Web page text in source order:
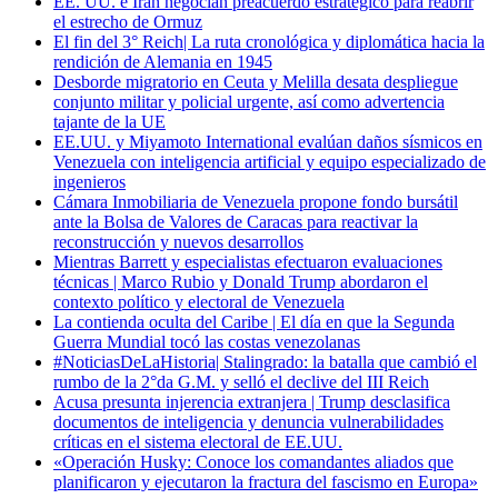
el estrecho de Ormuz
El fin del 3° Reich| La ruta cronológica y diplomática hacia la
rendición de Alemania en 1945
Desborde migratorio en Ceuta y Melilla desata despliegue
conjunto militar y policial urgente, así como advertencia
tajante de la UE
EE.UU. y Miyamoto International evalúan daños sísmicos en
Venezuela con inteligencia artificial y equipo especializado de
ingenieros
Cámara Inmobiliaria de Venezuela propone fondo bursátil
ante la Bolsa de Valores de Caracas para reactivar la
reconstrucción y nuevos desarrollos
Mientras Barrett y especialistas efectuaron evaluaciones
técnicas | Marco Rubio y Donald Trump abordaron el
contexto político y electoral de Venezuela
La contienda oculta del Caribe | El día en que la Segunda
Guerra Mundial tocó las costas venezolanas
#NoticiasDeLaHistoria| Stalingrado: la batalla que cambió el
rumbo de la 2°da G.M. y selló el declive del III Reich
Acusa presunta injerencia extranjera | Trump desclasifica
documentos de inteligencia y denuncia vulnerabilidades
críticas en el sistema electoral de EE.UU.
«Operación Husky: Conoce los comandantes aliados que
planificaron y ejecutaron la fractura del fascismo en Europa»